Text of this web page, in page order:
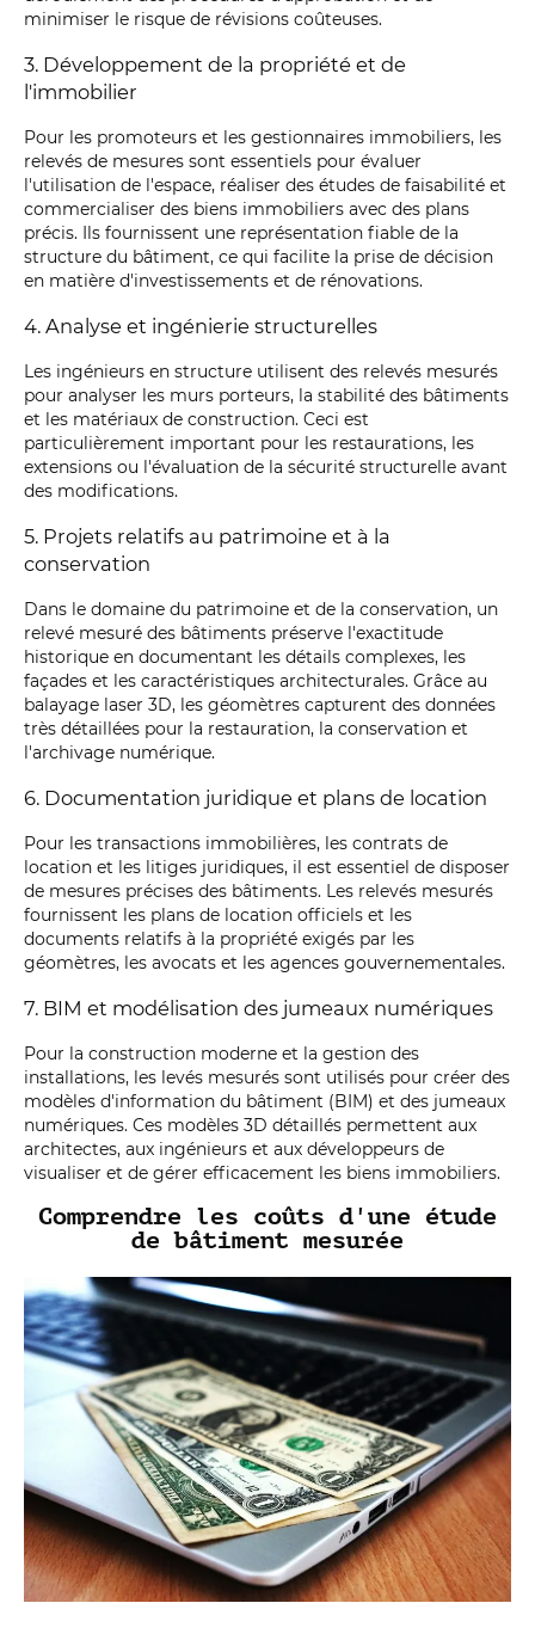
minimiser le risque de révisions coûteuses.
3. Développement de la propriété et de
l'immobilier
Pour les promoteurs et les gestionnaires immobiliers, les
relevés de mesures sont essentiels pour évaluer
l'utilisation de l'espace, réaliser des études de faisabilité et
commercialiser des biens immobiliers avec des plans
précis. Ils fournissent une représentation fiable de la
structure du bâtiment, ce qui facilite la prise de décision
en matière d'investissements et de rénovations.
4. Analyse et ingénierie structurelles
Les ingénieurs en structure utilisent des relevés mesurés
pour analyser les murs porteurs, la stabilité des bâtiments
et les matériaux de construction. Ceci est
particulièrement important pour les restaurations, les
extensions ou l'évaluation de la sécurité structurelle avant
des modifications.
5. Projets relatifs au patrimoine et à la
conservation
Dans le domaine du patrimoine et de la conservation, un
relevé mesuré des bâtiments préserve l'exactitude
historique en documentant les détails complexes, les
façades et les caractéristiques architecturales. Grâce au
balayage laser 3D, les géomètres capturent des données
très détaillées pour la restauration, la conservation et
l'archivage numérique.
6. Documentation juridique et plans de location
Pour les transactions immobilières, les contrats de
location et les litiges juridiques, il est essentiel de disposer
de mesures précises des bâtiments. Les relevés mesurés
fournissent les plans de location officiels et les
documents relatifs à la propriété exigés par les
géomètres, les avocats et les agences gouvernementales.
7. BIM et modélisation des jumeaux numériques
Pour la construction moderne et la gestion des
installations, les levés mesurés sont utilisés pour créer des
modèles d'information du bâtiment (BIM) et des jumeaux
numériques. Ces modèles 3D détaillés permettent aux
architectes, aux ingénieurs et aux développeurs de
visualiser et de gérer efficacement les biens immobiliers.
Comprendre les coûts d'une étude
de bâtiment mesurée